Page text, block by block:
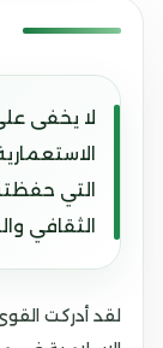
لا يخفى
التي
الثقافي
لقد أدركت